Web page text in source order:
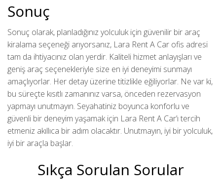
Sonuç
Sonuç olarak, planladığınız yolculuk için güvenilir bir araç
kiralama seçeneği arıyorsanız, Lara Rent A Car ofis adresi
tam da ihtiyacınız olan yerdir. Kaliteli hizmet anlayışları ve
geniş araç seçenekleriyle size en iyi deneyimi sunmayı
amaçlıyorlar. Her detay üzerine titizlikle eğiliyorlar. Ne var ki,
bu süreçte kısıtlı zamanınız varsa, önceden rezervasyon
yapmayı unutmayın. Seyahatiniz boyunca konforlu ve
güvenli bir deneyim yaşamak için Lara Rent A Car’ı tercih
etmeniz akıllıca bir adım olacaktır. Unutmayın, iyi bir yolculuk,
iyi bir araçla başlar.
Sıkça Sorulan Sorular